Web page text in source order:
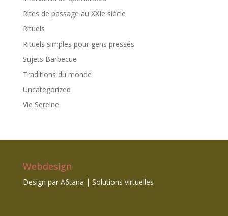
Rites de passage au XXIe siècle
Rituels
Rituels simples pour gens pressés
Sujets Barbecue
Traditions du monde
Uncategorized
Vie Sereine
Webdesign
Design par A6tana | Solutions virtuelles